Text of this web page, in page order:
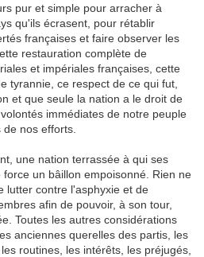
pur et simple pour arracher à
qu'ils écrasent, pour rétablir
françaises et faire observer les
restauration complète de
et impériales françaises, cette
tyrannie, ce respect de ce qui fut,
et que seule la nation a le droit de
immédiates de notre peuple
nos efforts.
une nation terrassée à qui ses
un bâillon empoisonné. Rien ne
lutter contre l'asphyxie et de
afin de pouvoir, à son tour,
Toutes les autres considérations
anciennes querelles des partis, les
routines, les intérêts, les préjugés,